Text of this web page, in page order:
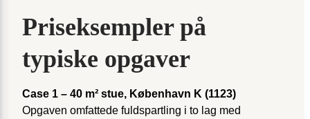
Priseksempler på
typiske opgaver
Case 1 – 40 m² stue, København K (1123)
Opgaven omfattede fuldspartling i to lag med